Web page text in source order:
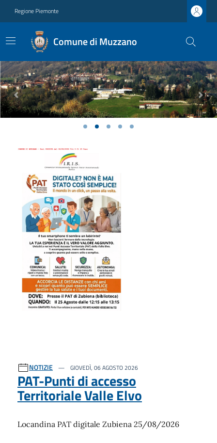
Regione Piemonte
Comune di Muzzano
Previous Next
Ultime notizie
NOTIZIE GIOVEDÌ, 06 AGOSTO 2026
PAT-Punti di accesso
Territoriale Valle Elvo
Locandina PAT digitale Zubiena 25/08/2026